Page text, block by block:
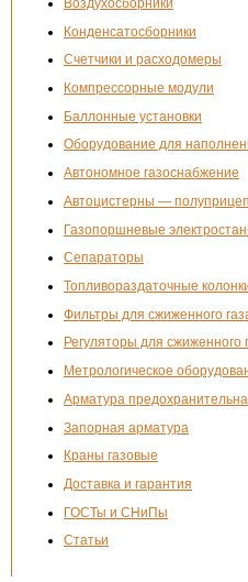
Воздухосборники
Конденсатосборники
Счетчики и расходомеры
Компрессорные модули
Баллонные установки
Оборудование для
Автономное газоснабжение
Автоцистерны —
Газопоршневые
Сепараторы
Топливораздаточные
Фильтры для сжиженного
Регуляторы для сжиженного
Метрологическое
Арматура
Запорная арматура
Краны газовые
Доставка и гарантия
ГОСТы и СНиПы
Статьи